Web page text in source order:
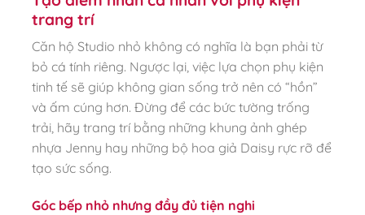
trang trí
Căn hộ Studio nhỏ không có nghĩa là bạn phải từ
bỏ cá tính riêng. Ngược lại, việc lựa chọn phụ kiện
tinh tế sẽ giúp không gian sống trở nên có “hồn”
và ấm cúng hơn. Đừng để các bức tường trống
trải, hãy trang trí bằng những khung ảnh ghép
nhựa Jenny hay những bộ hoa giả Daisy rực rỡ để
tạo sức sống.
Góc bếp nhỏ nhưng đầy đủ tiện nghi